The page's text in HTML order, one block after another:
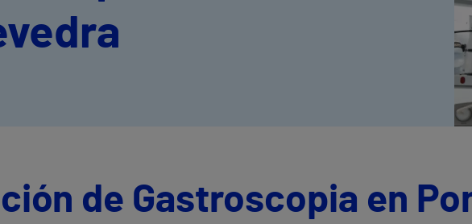
de Gastroscopia en